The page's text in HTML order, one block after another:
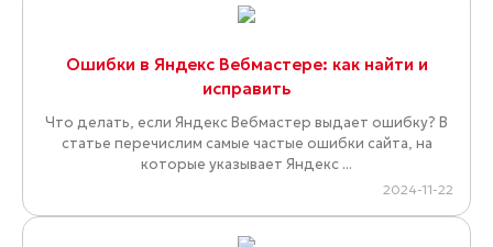
Инвестиции в SEO в 2025 году: что формирует
цену и на что обратить внимание
Ежегодная эволюция поисковых систем вносит
коррективы в подходы к SEO-продвижению. Если
раньше в фокусе были тексты и технические параме�...
2025-08-28
Пять SEO-правил, которые реально работают в